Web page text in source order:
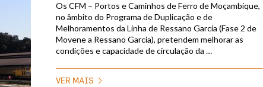
Os CFM – Portos e Caminhos de Ferro de Moçambique,
no âmbito do Programa de Duplicação e de
Melhoramentos da Linha de Ressano Garcia (Fase 2 de
Movene a Ressano Garcia), pretendem melhorar as
condições e capacidade de circulação da …
VER MAIS